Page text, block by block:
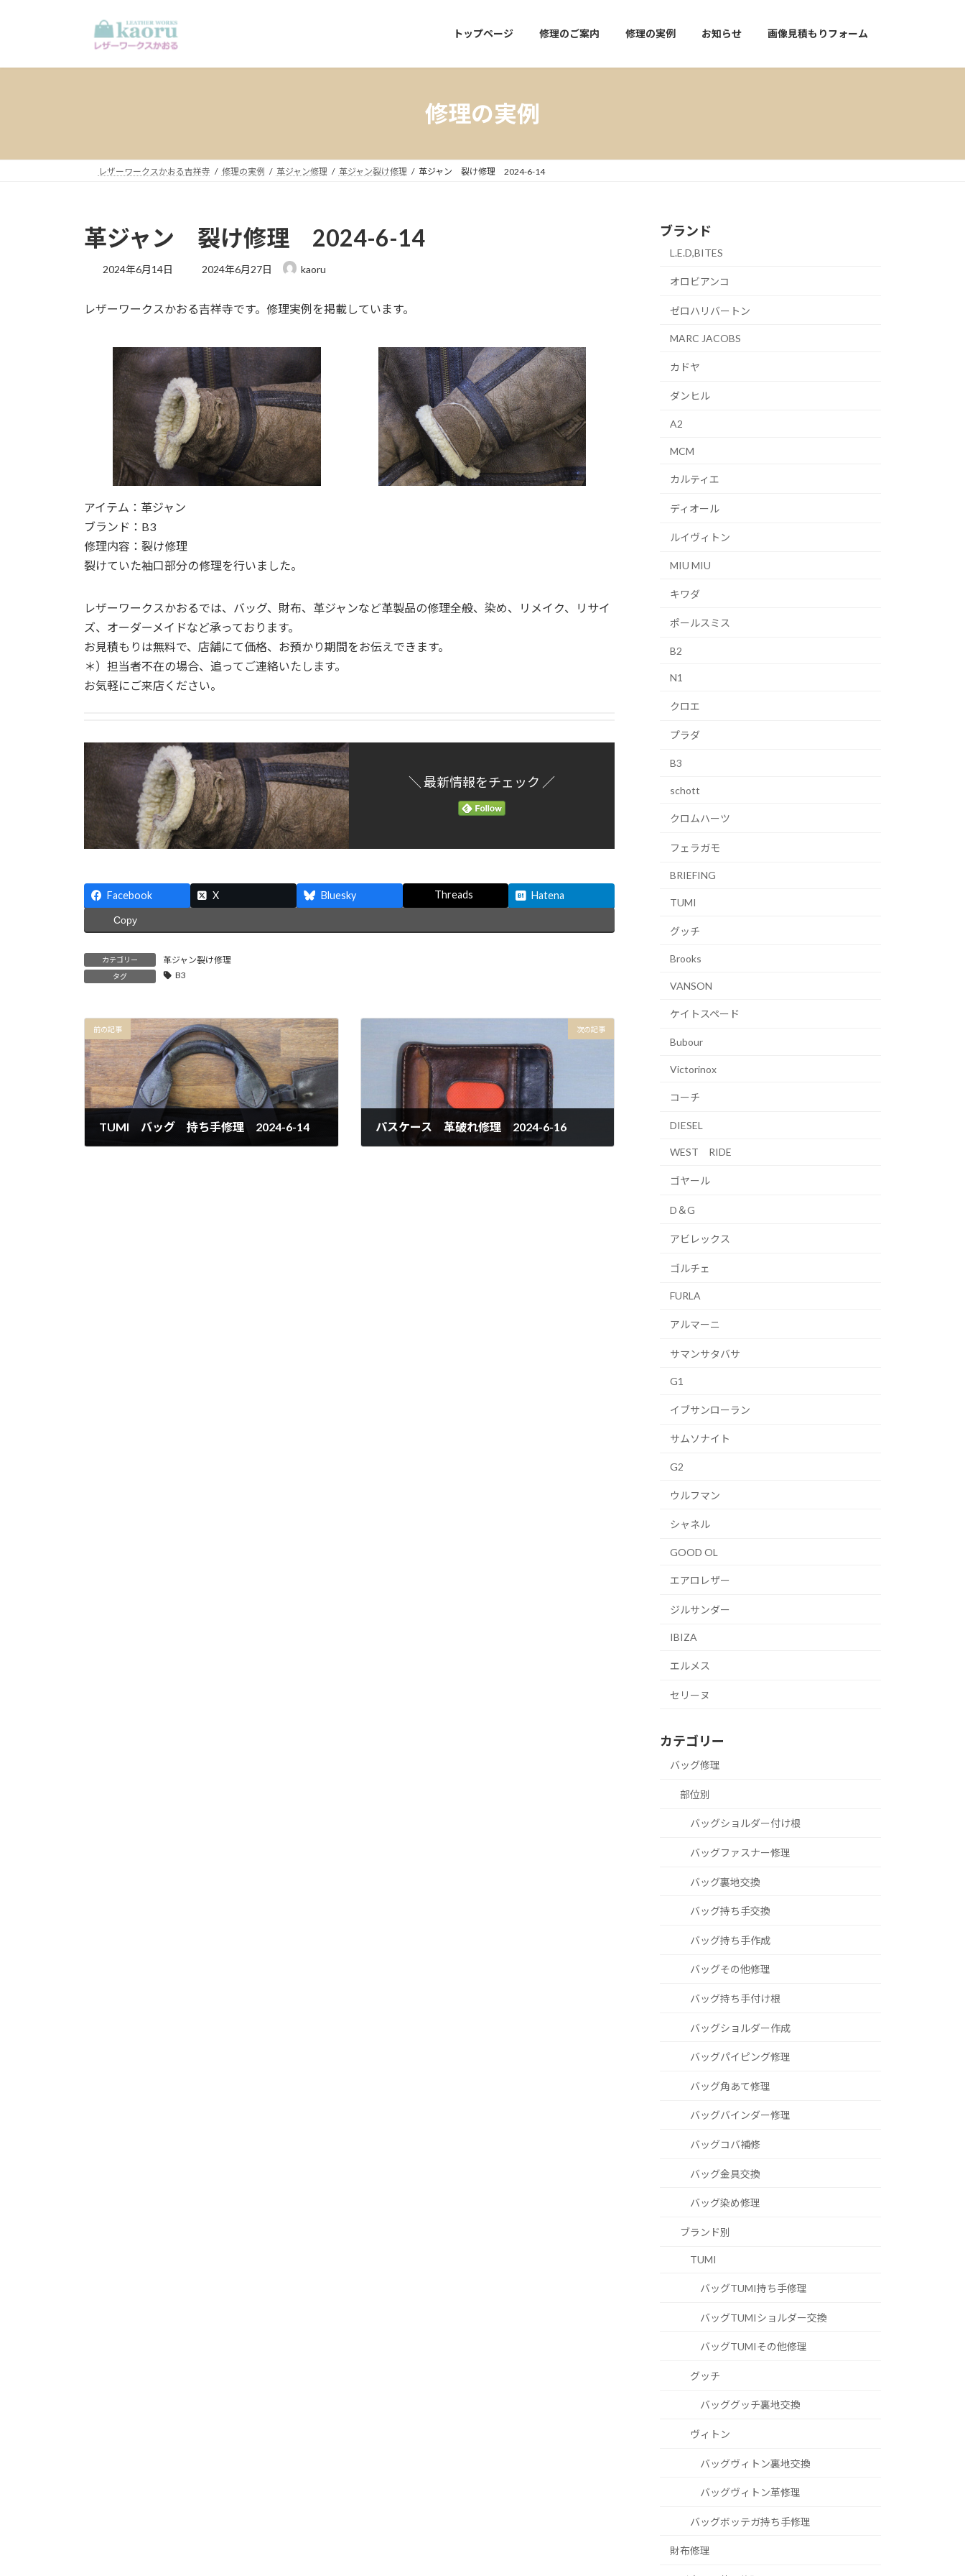
プ
動
トップページ 修理のご案内 修理の実例 お知らせ 画像見積もりフォーム
修理の実例
レザーワークスかおる吉祥寺 修理の実例 革ジャン修理 革ジャン裂け修理 革ジャン 裂け修理 2024-6-14
革ジャン 裂け修理 2024-6-14
2024年6月14日
最
新
:
2024年6月27日 kaoru
レザーワークスかおる吉祥寺です。修理実例を掲載しています。
アイテム：革ジャン
ブランド：B3
修理内容：裂け修理
裂けていた袖口部分の修理を行いました。
レザーワークスかおるでは、バッグ、財布、革ジャンなど革製品の修理全般、染め、リメイク、リサイ
ズ、オーダーメイドなど承っております。
お見積もりは無料で、店舗にて価格、お預かり期間をお伝えできます。
＊）担当者不在の場合、追ってご連絡いたします。
お気軽にご来店ください。
＼ 最新情報をチェック ／
Facebook X Bluesky Threads Hatena
Copy
カテゴリー 革ジャン裂け修理
タグ B3
前の記事
TUMI バッグ 持ち手修理 2024-6-14
次の記事
パスケース 革破れ修理 2024-6-16
ブランド
L.E.D,BITES
オロビアンコ
ゼロハリバートン
MARC JACOBS
カドヤ
ダンヒル
A2
MCM
カルティエ
ディオール
ルイヴィトン
MIU MIU
キワダ
ポールスミス
B2
N1
クロエ
プラダ
B3
schott
クロムハーツ
フェラガモ
BRIEFING
TUMI
グッチ
Brooks
VANSON
ケイトスペード
Bubour
Victorinox
コーチ
DIESEL
WEST RIDE
ゴヤール
D＆G
アビレックス
ゴルチェ
FURLA
アルマーニ
サマンサタバサ
G1
イブサンローラン
サムソナイト
G2
ウルフマン
シャネル
GOOD OL
エアロレザー
ジルサンダー
IBIZA
エルメス
セリーヌ
カテゴリー
バッグ修理
部位別
バッグショルダー付け根
バッグファスナー修理
バッグ裏地交換
バッグ持ち手交換
バッグ持ち手作成
バッグその他修理
バッグ持ち手付け根
バッグショルダー作成
バッグパイピング修理
バッグ角あて修理
バッグバインダー修理
バッグコバ補修
バッグ金具交換
バッグ染め修理
ブランド別
TUMI
バッグTUMI持ち手修理
バッグTUMIショルダー交換
バッグTUMIその他修理
グッチ
バッググッチ裏地交換
ヴィトン
バッグヴィトン裏地交換
バッグヴィトン革修理
バッグボッテガ持ち手修理
財布修理